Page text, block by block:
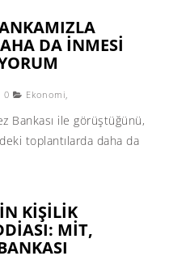
DA INMESI
0 Ekonomi,
Bankası ile görüştüğünü,
toplantılarda daha da
KIŞILIK
MİT,